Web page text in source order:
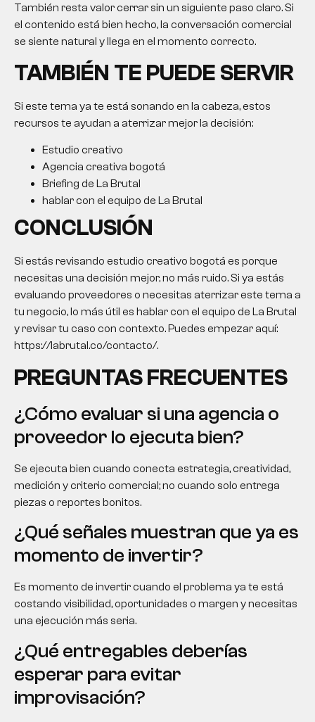
También resta valor cerrar sin un siguiente paso claro. Si
el contenido está bien hecho, la conversación comercial
se siente natural y llega en el momento correcto.
TAMBIÉN TE PUEDE SERVIR
Si este tema ya te está sonando en la cabeza, estos
recursos te ayudan a aterrizar mejor la decisión:
Estudio creativo
Agencia creativa bogotá
Briefing de La Brutal
hablar con el equipo de La Brutal
CONCLUSIÓN
Si estás revisando estudio creativo bogotá es porque
necesitas una decisión mejor, no más ruido. Si ya estás
evaluando proveedores o necesitas aterrizar este tema a
tu negocio, lo más útil es hablar con el equipo de La Brutal
y revisar tu caso con contexto. Puedes empezar aquí:
https://labrutal.co/contacto/.
PREGUNTAS FRECUENTES
¿Cómo evaluar si una agencia o
proveedor lo ejecuta bien?
Se ejecuta bien cuando conecta estrategia, creatividad,
medición y criterio comercial; no cuando solo entrega
piezas o reportes bonitos.
¿Qué señales muestran que ya es
momento de invertir?
Es momento de invertir cuando el problema ya te está
costando visibilidad, oportunidades o margen y necesitas
una ejecución más seria.
¿Qué entregables deberías
esperar para evitar
improvisación?